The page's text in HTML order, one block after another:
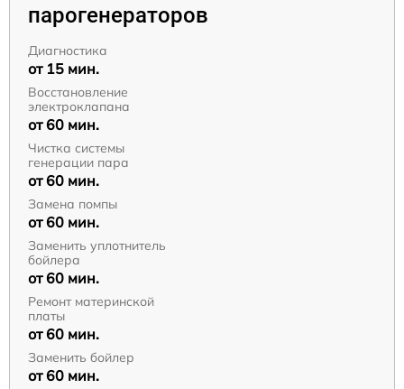
парогенераторов
Диагностика
от 15 мин.
Восстановление
электроклапана
от 60 мин.
Чистка системы
генерации пара
от 60 мин.
Замена помпы
от 60 мин.
Заменить уплотнитель
бойлера
от 60 мин.
Ремонт материнской
платы
от 60 мин.
Заменить бойлер
от 60 мин.